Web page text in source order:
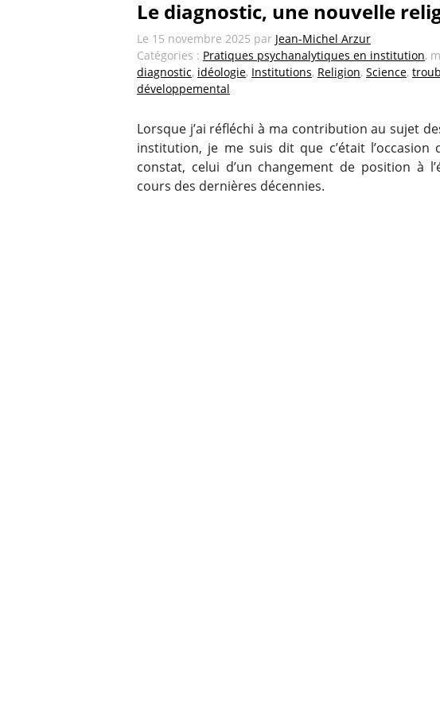
Le diagnostic, une nouvelle
Le 15 novembre 2025 par Jean-Michel Arzur
Catégories : Pratiques psychanalytiques en institution,
diagnostic, idéologie, Institutions, Religion, Science,
développemental
Lorsque j’ai réfléchi à ma contribution au sujet
institution, je me suis dit que c’était l’occasion
constat, celui d’un changement de position à
cours des dernières décennies.